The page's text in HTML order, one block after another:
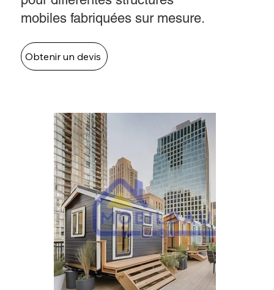
mobiles fabriquées sur mesure.
Obtenir un devis